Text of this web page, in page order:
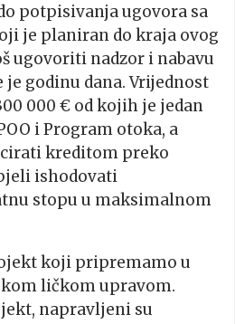
potpisivanja ugovora sa
je planiran do kraja ovog
ugovoriti nadzor i nabavu
godinu dana. Vrijednost
000 € od kojih je jedan
i Program otoka, a
kreditom preko
ishodovati
stopu u maksimalnom
koji pripremamo u
ličkom upravom.
napravljeni su